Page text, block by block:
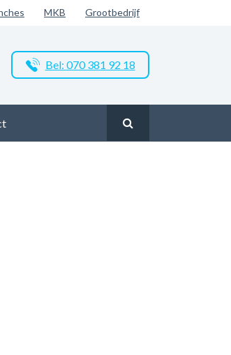
MKB Grootbedrijf
Bel: 070 381 92 18